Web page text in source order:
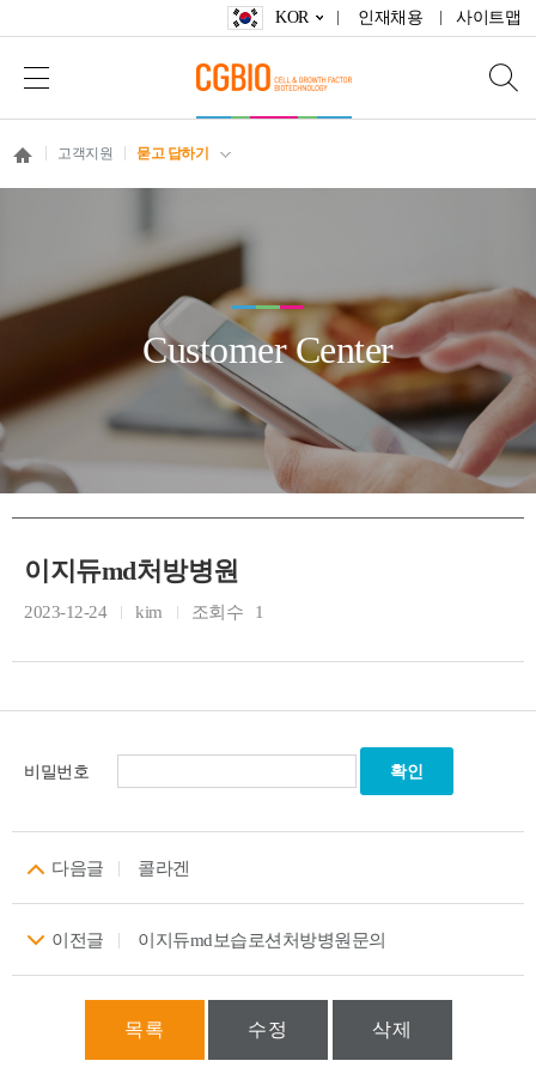
KOR 인재채용 사이트맵
고객지원 묻고 답하기
Customer Center
이지듀md처방병원
2023-12-24 kim 조회수 1
비밀번호
다음글 콜라겐
이전글 이지듀md보습로션처방병원문의
목록 수정 삭제